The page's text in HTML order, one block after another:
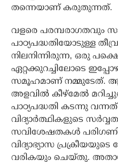
തന്നെയാണ് കരുതുന്നത്.
വളരെ പരമ്പരാഗതവും
പാഠ്യപദ്ധതിയോടുള്ള
നിലനിന്നിരുന്ന, ഒരു
ഏറ്റക്കുറച്ചിലോടെ
സമൂഹമാണ് നമ്മുടേത്. ആ
അളവിൽ കീഴ്മേൽ
പാഠ്യപദ്ധതി കടന്നു
വിദ്യാർത്ഥികളുടെ
സവിശേഷതകൾ
വിദ്യാഭ്യാസ
വരികയും ചെയ്തു.